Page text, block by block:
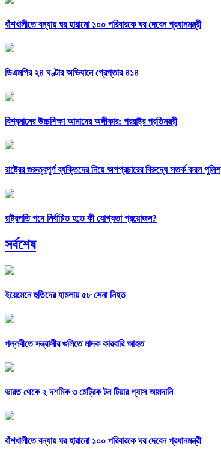
বাঁশখালীতে বন্যায় ঘর হারানো ১০০ পরিবারকে ঘর দেবেন প্রধানমন্ত্রী
ডিএমপির ২৪ ঘণ্টার অভিযানে গ্রেপ্তার ৪১৪
বিশ্বমানের উচ্চশিক্ষা আমাদের অঙ্গীকার: পররাষ্ট্র প্রতিমন্ত্রী
রাষ্ট্রের গুরুত্বপূর্ণ ব্যক্তিদের নিয়ে অপপ্রচারের বিরুদ্ধে সতর্ক করল পুলিশ
রাষ্ট্রপতি পদে নির্বাচিত হতে কী যোগ্যতা প্রয়োজন?
সর্বশেষ
ইয়েমেনে হুতিদের হামলায় ৫৮ সেনা নিহত
পল্লবীতে সন্ত্রাসীর গুলিতে মাদক কারবারি আহত
ভারত থেকে ২ দশমিক ৩ মেট্রিক টন টিয়ার গ্যাস আমদানি
বাঁশখালীতে বন্যায় ঘর হারানো ১০০ পরিবারকে ঘর দেবেন প্রধানমন্ত্রী